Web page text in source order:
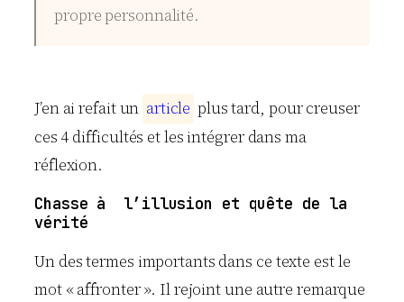
propre personnalité.
J’en ai refait un article plus tard, pour creuser
ces 4 difficultés et les intégrer dans ma
réflexion.
Chasse à l’illusion et quête de la
vérité
Un des termes importants dans ce texte est le
mot « affronter ». Il rejoint une autre remarque